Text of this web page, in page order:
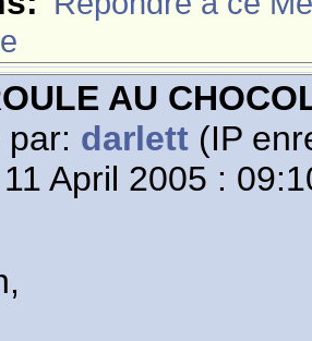
AU
par: darlett (IP
April 2005 :